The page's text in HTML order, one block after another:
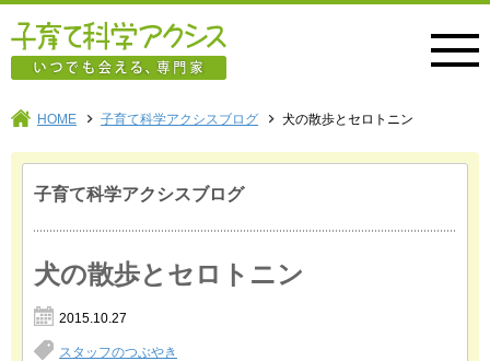
HOME 子育て科学アクシスブログ 犬の散歩とセロトニン
子育て科学アクシスブログ
犬の散歩とセロトニン
2015.10.27
スタッフのつぶやき